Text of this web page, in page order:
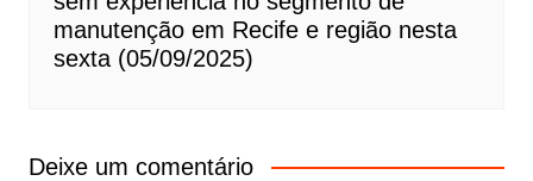
manutenção em Recife e região nesta
sexta (05/09/2025)
Deixe um comentário